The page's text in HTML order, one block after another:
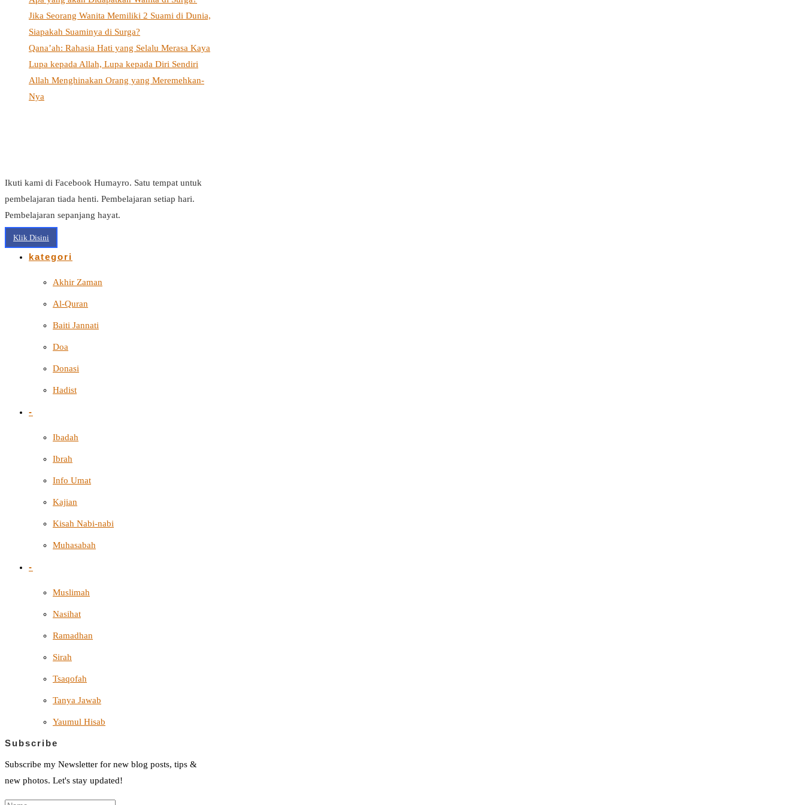
Jika Seorang Wanita Memiliki 2 Suami di Dunia,
Siapakah Suaminya di Surga?
Qana’ah: Rahasia Hati yang Selalu Merasa Kaya
Lupa kepada Allah, Lupa kepada Diri Sendiri
Allah Menghinakan Orang yang Meremehkan-
Nya
Ikuti kami di Facebook Humayro. Satu tempat untuk
pembelajaran tiada henti. Pembelajaran setiap hari.
Pembelajaran sepanjang hayat.
Klik Disini
kategori
Akhir Zaman
Al-Quran
Baiti Jannati
Doa
Donasi
Hadist
-
Ibadah
Ibrah
Info Umat
Kajian
Kisah Nabi-nabi
Muhasabah
-
Muslimah
Nasihat
Ramadhan
Sirah
Tsaqofah
Tanya Jawab
Yaumul Hisab
Subscribe
Subscribe my Newsletter for new blog posts, tips &
new photos. Let's stay updated!